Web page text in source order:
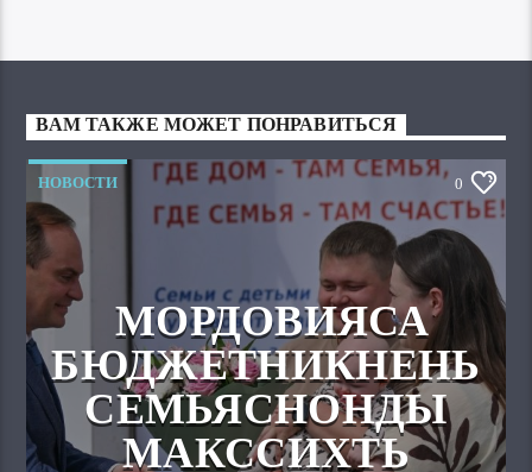
ВАМ ТАКЖЕ МОЖЕТ ПОНРАВИТЬСЯ
НОВОСТИ 0
МОРДОВИЯСА
БЮДЖЕТНИКНЕНЬ
СЕМЬЯСНОНДЫ
МАКССИХТЬ